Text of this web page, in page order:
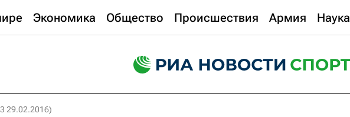
Экономика Общество Происшествия Армия Наука
29.02.2016)